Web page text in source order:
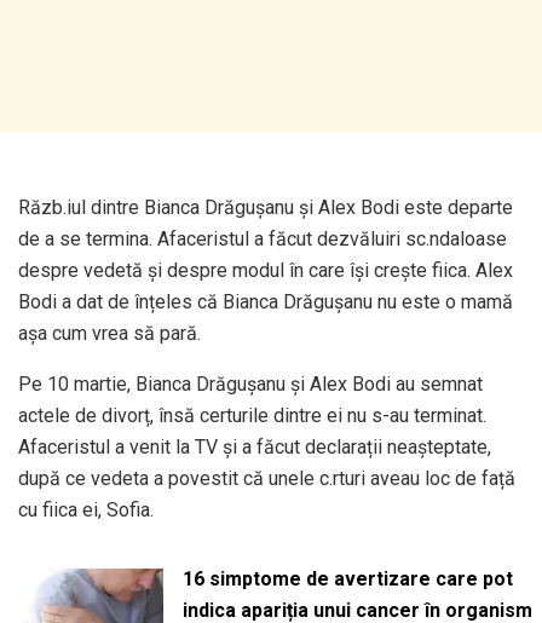
Răzb.iul dintre Bianca Drăgușanu și Alex Bodi este departe
de a se termina. Afaceristul a făcut dezvăluiri sc.ndaloase
despre vedetă și despre modul în care își crește fiica. Alex
Bodi a dat de înțeles că Bianca Drăgușanu nu este o mamă
așa cum vrea să pară.
Pe 10 martie, Bianca Drăgușanu și Alex Bodi au semnat
actele de divorț, însă certurile dintre ei nu s-au terminat.
Afaceristul a venit la TV și a făcut declarații neașteptate,
după ce vedeta a povestit că unele c.rturi aveau loc de față
cu fiica ei, Sofia.
16 simptome de avertizare care pot
indica apariția unui cancer în organism